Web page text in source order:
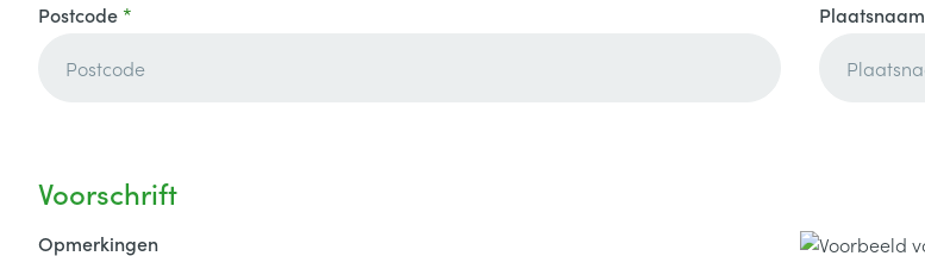
Postcode Plaatsnaam
Voorschrift
Opmerkingen